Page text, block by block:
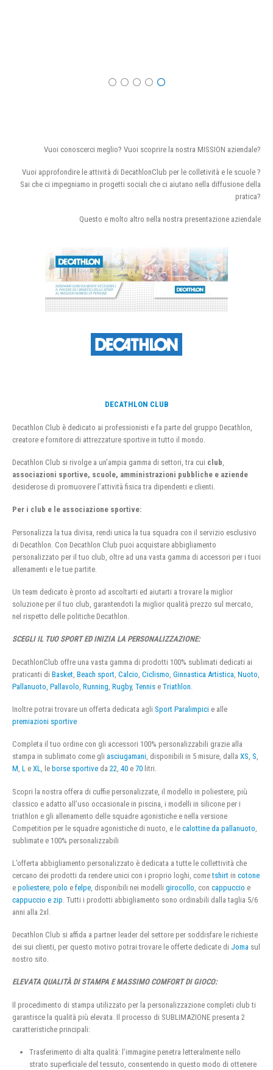
Vuoi conoscerci meglio? Vuoi scoprire la nostra MISSION aziendale?
Vuoi approfondire le attività di DecathlonClub per le colletività e le scuole ?
Sai che ci impegniamo in progetti sociali che ci aiutano nella diffusione della
pratica?
Questo e molto altro nella nostra presentazione aziendale
DECATHLON CLUB
Decathlon Club è dedicato ai professionisti e fa parte del gruppo Decathlon,
creatore e fornitore di attrezzature sportive in tutto il mondo.
Decathlon Club si rivolge a un’ampia gamma di settori, tra cui club
associazioni sportive, scuole, amministrazioni pubbliche e aziende
desiderose di promuovere l’attività fisica tra dipendenti e clienti.
Per i club e le associazione sportive:
Personalizza la tua divisa, rendi unica la tua squadra con il servizio esclusivo
di Decathlon. Con Decathlon Club puoi acquistare abbigliamento
personalizzato per il tuo club, oltre ad una vasta gamma di accessori per i tuoi
allenamenti e le tue partite.
Un team dedicato è pronto ad ascoltarti ed aiutarti a trovare la miglior
soluzione per il tuo club, garantendoti la miglior qualità prezzo sul mercato,
nel rispetto delle politiche Decathlon.
SCEGLI IL TUO SPORT ED INIZIA LA PERSONALIZZAZIONE:
DecathlonClub offre una vasta gamma di prodotti 100% sublimati dedicati ai
praticanti di Basket Beach sport Calcio Ciclismo Ginnastica Artistica Nuoto
Pallanuoto Pallavolo Running Rugby, Tennis e Triathlon
Inoltre potrai trovare un offerta dedicata agli Sport Paralimpici e alle
premiazioni sportive
Completa il tuo ordine con gli accessori 100% personalizzabili grazie alla
stampa in sublimato come gli asciugamani, disponibili in 5 misure, dalla XS, S,
M, L e XL, le borse sportive da 22, 40 e 70 litri.
Scopri la nostra offera di cuffie personalizzate, il modello in poliestere, più
classico e adatto all’uso occasionale in piscina, i modelli in silicone per i
triathlon e gli allenamento delle squadre agonistiche e nella versione
Competition per le squadre agonistiche di nuoto, e le calottine da pallanuoto
sublimate e 100% personalizzabili
L’offerta abbigliamento personalizzato è dedicata a tutte le collettività che
cercano dei prodotti da rendere unici con i proprio loghi, cometshirt in cotone
e poliestere polo e felpe , disponibili nei modelli girocollo , con cappuccio e
cappuccio e zip . Tutti i prodotti abbigliamento sono ordinabili dalla taglia 5/6
anni alla 2xl.
Decathlon Club si affida a partner leader del settore per soddisfare le richieste
dei sui clienti, per questo motivo potrai trovare le offerte dedicate di Joma sul
nostro sito.
ELEVATA QUALITÀ DI STAMPA E MASSIMO COMFORT DI GIOCO:
Il procedimento di stampa utilizzato per la personalizzazione completi club ti
garantisce la qualità più elevata. Il processo di SUBLIMAZIONE presenta 2
caratteristiche principali:
Trasferimento di alta qualità: l’immagine penetra letteralmente nello
strato superficiale del tessuto, consentendo in questo modo di ottenere